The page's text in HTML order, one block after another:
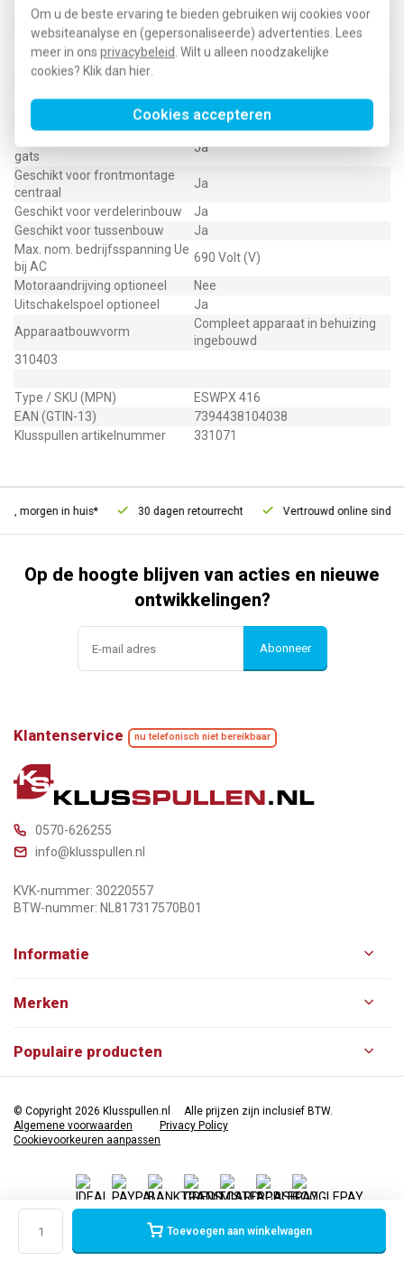
Om u de beste ervaring te bieden gebruiken wij cookies voor
websiteanalyse en (gepersonaliseerde) advertenties. Lees
meer in ons privacybeleid. Wilt u alleen noodzakelijke
cookies? Klik dan hier.
Cookies accepteren
Toevoegen aan winkelwagen
Uitvoering als hoofdschakelaar Nee
Uitvoering lastscheider
Nee
Uitvoering als
veiligheidsschakelaar
Ja
Nom. vermogen, AC-23, 400 V
7,5 Kilowatt (kW)
Geschikt voor bodemmontage Nee
gats
Ja
Geschikt voor frontmontage
centraal
Ja
Geschikt voor verdelerinbouw
Ja
Geschikt voor tussenbouw
Ja
Max. nom. bedrijfsspanning Ue
bij AC
690 Volt (V)
Motoraandrijving optioneel
Nee
Uitschakelspoel optioneel
Ja
Apparaatbouwvorm
Compleet apparaat in behuizing
ingebouwd
310403
Type / SKU (MPN)
ESWPX 416
EAN (GTIN-13)
7394438104038
Klusspullen artikelnummer
331071
morgen in huis* 30 dagen retourrecht Vertrouwd online sinds
Op de hoogte blijven van acties en nieuwe
ontwikkelingen?
Abonneer
Klantenservice nu telefonisch niet bereikbaar
0570-626255
info@klusspullen.nl
KVK-nummer: 30220557
BTW-nummer: NL817317570B01
Informatie
Merken
Populaire producten
© Copyright 2026 Klusspullen.nl
Alle prijzen zijn inclusief BTW.
Algemene voorwaarden
Privacy Policy
Cookievoorkeuren aanpassen